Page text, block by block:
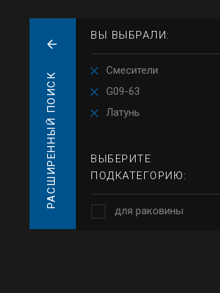
РАСШИРЕННЫЙ ПОИСК
ВЫ ВЫБРАЛИ:
Смесители
G09-63
Латунь
ВЫБЕРИТЕ
ПОДКАТЕГОРИЮ:
для раковины